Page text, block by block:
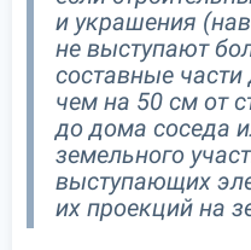
и украшения
не выступают
составные
чем на 50 см от
до дома соседа
земельного
выступающих
их проекций на